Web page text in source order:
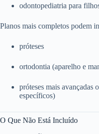
odontopediatria para
Planos mais completos podem
próteses
ortodontia (aparelho e
próteses mais avançadas
específicos)
O Que Não Está Incluído